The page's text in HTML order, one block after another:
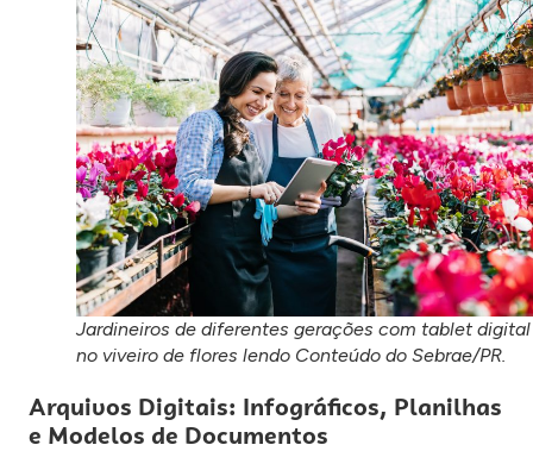
Jardineiros de diferentes gerações com tablet digital
no viveiro de flores lendo Conteúdo do Sebrae/PR.
Arquivos Digitais: Infográficos, Planilhas
e Modelos de Documentos